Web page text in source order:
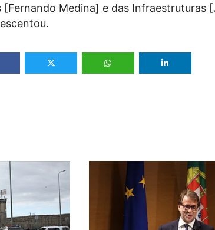
[Fernando Medina] e das Infraestruturas